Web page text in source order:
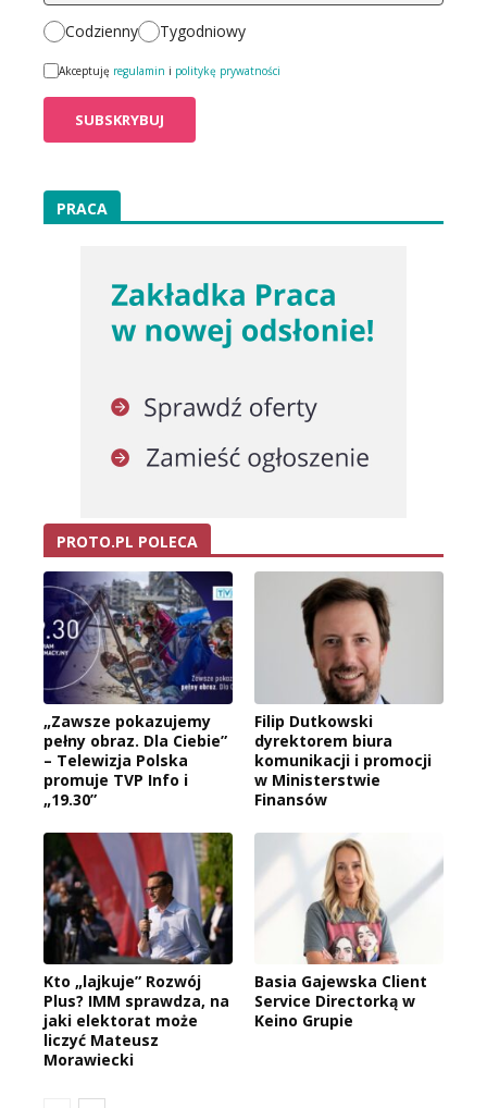
Codzienny Tygodniowy
Akceptuję regulamin i politykę prywatności
PRACA
PROTO.PL POLECA
„Zawsze pokazujemy
pełny obraz. Dla Ciebie”
– Telewizja Polska
promuje TVP Info i
„19.30”
Filip Dutkowski
dyrektorem biura
komunikacji i promocji
w Ministerstwie
Finansów
Kto „lajkuje” Rozwój
Plus? IMM sprawdza, na
jaki elektorat może
liczyć Mateusz
Morawiecki
Basia Gajewska Client
Service Directorką w
Keino Grupie